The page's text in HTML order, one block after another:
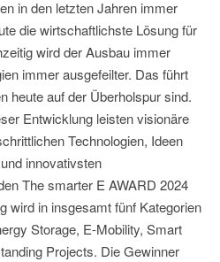
in den letzten Jahren immer
die wirtschaftlichste Lösung für
wird der Ausbau immer
immer ausgefeilter. Das führt
heute auf der Überholspur sind.
Entwicklung leisten visionäre
Technologien, Ideen
innovativsten
The smarter E AWARD 2024
wird in insgesamt fünf Kategorien
Storage, E-Mobility, Smart
Projects. Die Gewinner